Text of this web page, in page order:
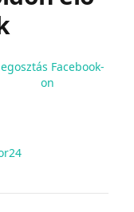
Facebook-
on